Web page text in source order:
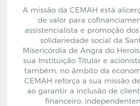
A missão da CEMAH está
de valor para
assistencialista e promoção
solidariedade social da
Misericórdia de Angra do
sua Instituição Titular e
também, no âmbito da
CEMAH reforça a sua missão
ao garantir a inclusão de
financeiro,